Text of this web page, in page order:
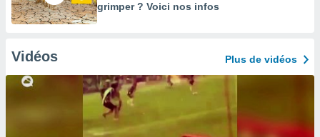
grimper ? Voici nos infos
Vidéos Plus de vidéos